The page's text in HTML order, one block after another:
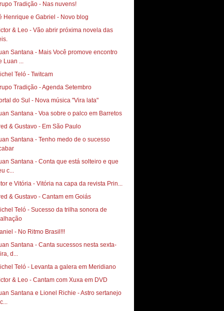
Tradição - Nas nuvens!
Henrique e Gabriel - Novo blog
& Leo - Vão abrir próxima novela das
Santana - Mais Você promove encontro
Luan ...
Teló - Twitcam
Tradição - Agenda Setembro
do Sul - Nova música "Vira lata"
Santana - Voa sobre o palco em Barretos
Fred & Gustavo - Em São Paulo‏
Santana - Tenho medo de o sucesso
Santana - Conta que está solteiro e que
c...
e Vitória - Vitória na capa da revista Prin...
& Gustavo - Cantam em Goiás
Teló - Sucesso da trilha sonora de
Malhação‏
Daniel - No Ritmo Brasil!!!‏
Santana - Canta sucessos nesta sexta-
d...
Teló - Levanta a galera em Meridiano
& Leo - Cantam com Xuxa em DVD
Santana e Lionel Richie - Astro sertanejo